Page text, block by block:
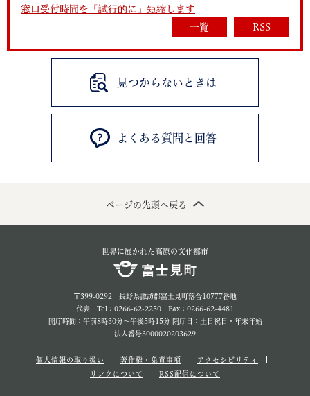
窓口受付時間を「試行的に」短縮します
一覧
RSS
見つからないときは
よくある質問と回答
ページの先頭へ戻る
世界に展かれた高原の文化都市
〒399-0292 長野県諏訪郡富士見町落合10777番地
代表 Tel：0266-62-2250 Fax：0266-62-4481
開庁時間：午前8時30分～午後5時15分 閉庁日：土日祝日・年末年始
法人番号3000020203629
個人情報の取り扱い 著作権・免責事項
アクセシビリティ
リンクについて
RSS配信について